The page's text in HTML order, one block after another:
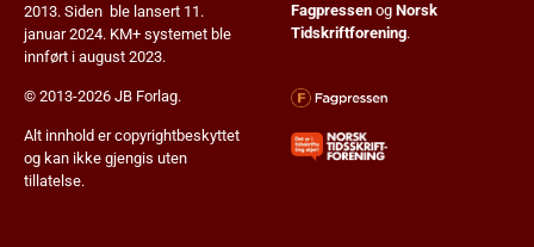
2013. Siden ble lansert 11.
januar 2024. KM+ systemet ble
innført i august 2023.
© 2013-2026 JB Forlag.
Alt innhold er copyrightbeskyttet
og kan ikke gjengis uten
tillatelse.
Fagpressen og Norsk
Tidskriftforening.